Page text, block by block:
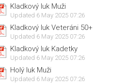
Kladkový luk Muži
Updated 6 May 2025 07:26
Kladkový luk Veteráni 50+
Updated 6 May 2025 07:26
Kladkový luk Kadetky
Updated 6 May 2025 07:26
Holý luk Muži
Updated 6 May 2025 07:26